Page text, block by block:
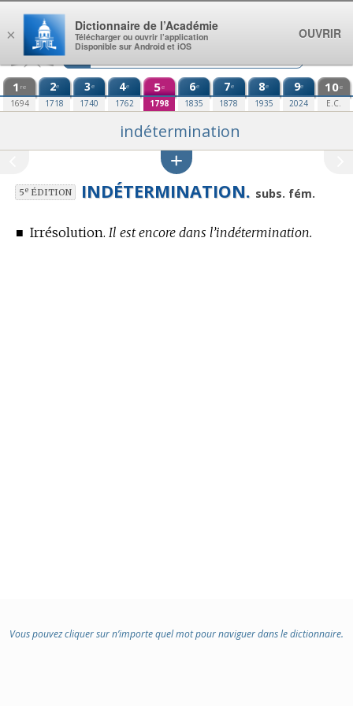
Aller au contenu
1 re
1694
2e
1718
3e
1740
4e
1762
5e
1798
6e
1835
7e
1878
8e
1935
9e
2024
10e
E.C.
indétermination
5eÉDITION INDÉTERMINATION. subs. fém.
■ Irrésolution. Il est encore dans l’indétermination.
Vous pouvez cliquer sur n’importe quel mot pour naviguer dans le dictionnaire.
×
Dictionnaire de l’Académie
Télécharger ou ouvrir l’application
Disponible sur Android et iOS
OUVRIR